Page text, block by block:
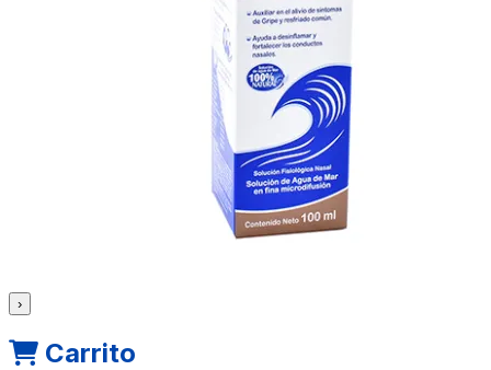
›
Carrito